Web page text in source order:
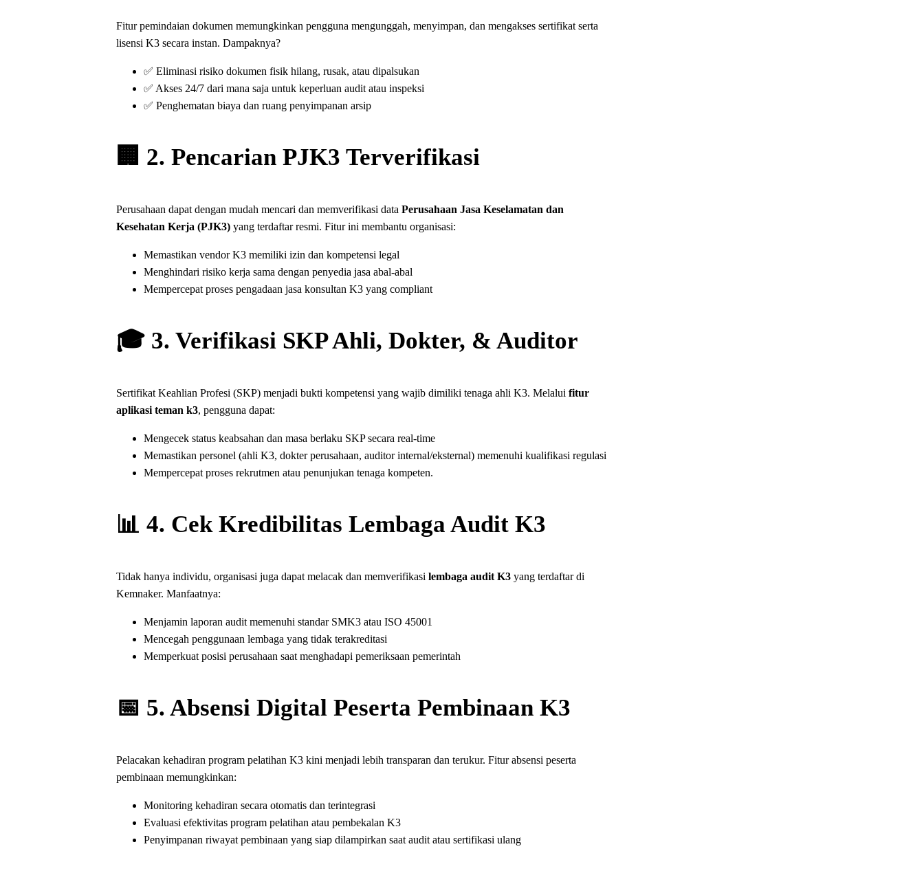
Fitur pemindaian dokumen memungkinkan pengguna mengunggah, menyimpan, dan mengakses sertifikat serta
lisensi K3 secara instan. Dampaknya?
✅ Eliminasi risiko dokumen fisik hilang, rusak, atau dipalsukan
✅ Akses 24/7 dari mana saja untuk keperluan audit atau inspeksi
✅ Penghematan biaya dan ruang penyimpanan arsip
🏢 2. Pencarian PJK3 Terverifikasi
Perusahaan dapat dengan mudah mencari dan memverifikasi dataPerusahaan Jasa Keselamatan dan
Kesehatan Kerja (PJK3) yang terdaftar resmi. Fitur ini membantu organisasi:
Memastikan vendor K3 memiliki izin dan kompetensi legal
Menghindari risiko kerja sama dengan penyedia jasa abal-abal
Mempercepat proses pengadaan jasa konsultan K3 yang compliant
🎓 3. Verifikasi SKP Ahli, Dokter, & Auditor
Sertifikat Keahlian Profesi (SKP) menjadi bukti kompetensi yang wajib dimiliki tenaga ahli K3. Melaluifitur
aplikasi teman k3, pengguna dapat:
Mengecek status keabsahan dan masa berlaku SKP secara real-time
Memastikan personel (ahli K3, dokter perusahaan, auditor internal/eksternal) memenuhi kualifikasi regulasi
Mempercepat proses rekrutmen atau penunjukan tenaga kompeten.
📊 4. Cek Kredibilitas Lembaga Audit K3
Tidak hanya individu, organisasi juga dapat melacak dan memverifikasilembaga audit K3 yang terdaftar di
Kemnaker. Manfaatnya:
Menjamin laporan audit memenuhi standar SMK3 atau ISO 45001
Mencegah penggunaan lembaga yang tidak terakreditasi
Memperkuat posisi perusahaan saat menghadapi pemeriksaan pemerintah
📅 5. Absensi Digital Peserta Pembinaan K3
Pelacakan kehadiran program pelatihan K3 kini menjadi lebih transparan dan terukur. Fitur absensi peserta
pembinaan memungkinkan:
Monitoring kehadiran secara otomatis dan terintegrasi
Evaluasi efektivitas program pelatihan atau pembekalan K3
Penyimpanan riwayat pembinaan yang siap dilampirkan saat audit atau sertifikasi ulang